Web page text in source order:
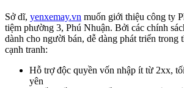
Sở dĩ, yenxemay.vn muốn giới thiệu công ty
tiệm phường 3, Phú Nhuận. Bởi các chính
dành cho người bán, dễ dàng phát triển trong
cạnh tranh:
Hỗ trợ độc quyền vốn nhập ít từ 2xx,
yên